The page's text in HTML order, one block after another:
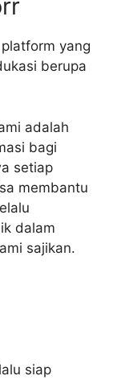
yang
berupa
adalah
bagi
setiap
membantu
dalam
sajikan.
siap